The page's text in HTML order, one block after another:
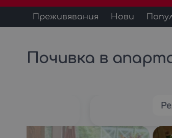
Преживявания Нови
Почивка в